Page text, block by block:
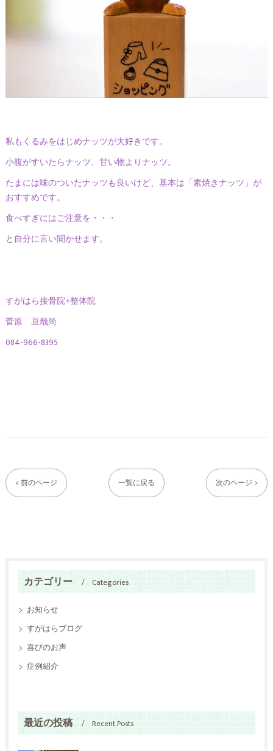
私もくるみをはじめナッツが大好きです。
小腹がすいたらナッツ、甘い物よりナッツ。
たまには味のついたナッツも良いけど、基本は「素焼きナッツ」が
おすすめです。
食べすぎにはご注意を・・・
と自分に言い聞かせます。
すがはら接骨院+整体院
菅原 亘哉尚
084-966-8395
< 前のページ 一覧に戻る 次のページ >
カテゴリー Categories
お知らせ
すがはらブログ
喜びのお声
症例紹介
最近の投稿 Recent Posts